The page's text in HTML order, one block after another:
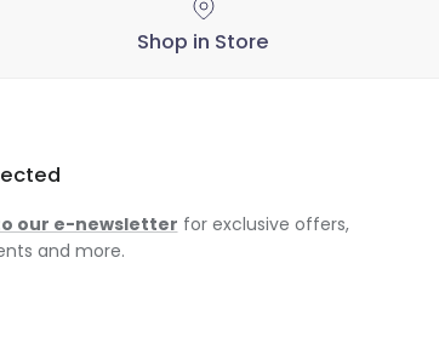
Shop in Store
our e-newsletter for exclusive offers,
and more.